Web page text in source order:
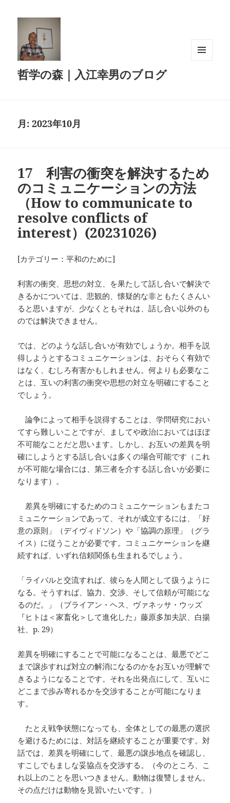
哲学の森｜入江幸男のブログ
月:2023年10月
17 利害の衝突を解決するため
のコミュニケーションの方法
（How to communicate to
resolve conflicts of
interest）(20231026)
[カテゴリー：平和のために]
利害の衝突、思想の対立、を果たして話し合いで解決で
きるかについては、悲観的、懐疑的な非ともたくさんい
ると思いますが、少なくともそれは、話し合い以外のも
のでは解決できません。
では、どのような話し合いが有効でしょうか。相手を説
得しようとするコミュニケーションは、おそらく有効で
はなく、むしろ有害かもしれません。何よりも必要なこ
とは、互いの利害の衝突や思想の対立を明確にすること
でしょう。
論争によって相手を説得することは、学問研究におい
てすら難しいことですが、ましてや政治においてはほぼ
不可能なことだと思います。しかし、お互いの差異を明
確にしようとする話し合いは多くの場合可能です（これ
が不可能な場合には、第三者を介する話し合いが必要に
なります）。
差異を明確にするためのコミュニケーションもまたコ
ミュニケーションであって、それが成立するには、「好
意の原則」（デイヴィドソン）や「協調の原理」（グラ
イス）に従うことが必要です。コミュニケーションを継
続すれば、いずれ信頼関係も生まれるでしょう。
「ライバルと交流すれば、彼らを人間として扱うように
なる。そうすれば、協力、交渉、そして信頼が可能にな
るのだ。」（ブライアン・ヘス、ヴァネッサ・ウッズ
『ヒトは＜家畜化＞して進化した』藤原多加夫訳、白揚
社、p. 29）
差異を明確にすることで可能になることは、最悪でどこ
まで譲歩すれば対立の解消になるのかをお互いが理解で
きるようになることです。それを出発点にして、互いに
どこまで歩み寄れるかを交渉することが可能になりま
す。
たとえ戦争状態になっても、全体としての最悪の選択
を避けるためには、対話を継続することが重要です。対
話では、差異を明確にして、最悪の譲歩地点を確認し、
すこしでもましな妥協点を交渉する。（今のところ、こ
れ以上のことを思いつきません。動物は復讐しません。
その点だけは動物を見習いたいです。）